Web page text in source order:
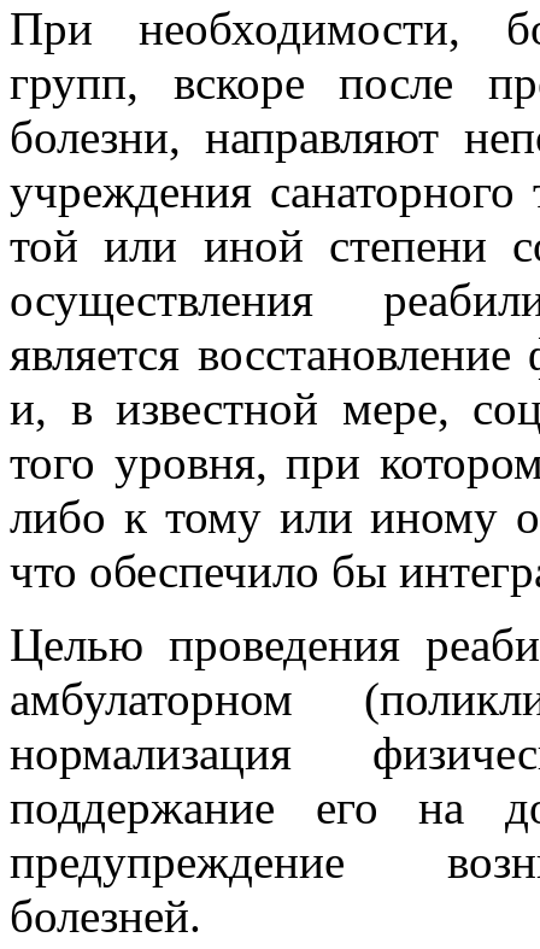
При необходимости,
групп, вскоре после
болезни, направляют
учреждения
той или иной степени
осуществления
является
и, в известной мере,
того уровня, при
либо к тому или иному
что обеспечило бы
Целью проведения
амбулаторном
нормализация
поддержание его на
предупреждение
болезней.